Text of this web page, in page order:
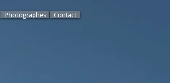
Photographes Contact